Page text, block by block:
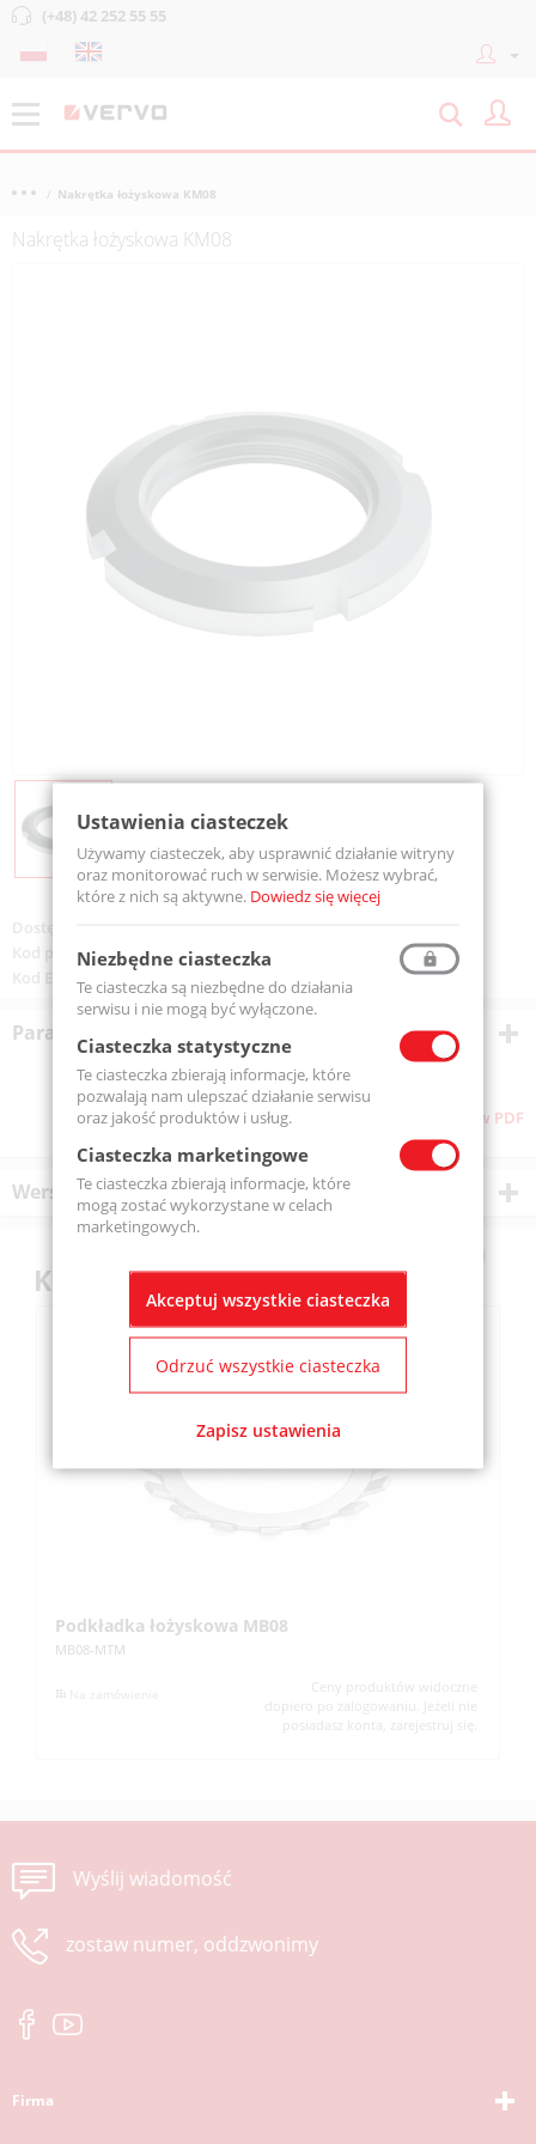
(+48) 42 252 55 55
Nakrętka łożyskowa KM08
Nakrętka łożyskowa KM08
Kod produktu:KM08-MTM
Kod EAN:5907772123676
Parametry techniczne
Pobierz stronę w PDF
Wersje produktu
Klienci kupili również
Podkładka łożyskowa MB08
MB08-MTM
Ceny produktów widoczne
dopiero po zalogowaniu. Jeżeli nie
posiadasz konta, zarejestruj się.
Wyślij wiadomość
zostaw numer, oddzwonimy
Firma
Ustawienia ciasteczek
Używamy ciasteczek, aby usprawnić działanie witryny
oraz monitorować ruch w serwisie. Możesz wybrać,
które z nich są aktywne. Dowiedz się więcej
Niezbędne ciasteczka
Te ciasteczka są niezbędne do działania
serwisu i nie mogą być wyłączone.
Ciasteczka statystyczne
Te ciasteczka zbierają informacje, które
pozwalają nam ulepszać działanie serwisu
oraz jakość produktów i usług.
Ciasteczka marketingowe
Te ciasteczka zbierają informacje, które
mogą zostać wykorzystane w celach
marketingowych.
Akceptuj wszystkie ciasteczka
Odrzuć wszystkie ciasteczka
Zapisz ustawienia